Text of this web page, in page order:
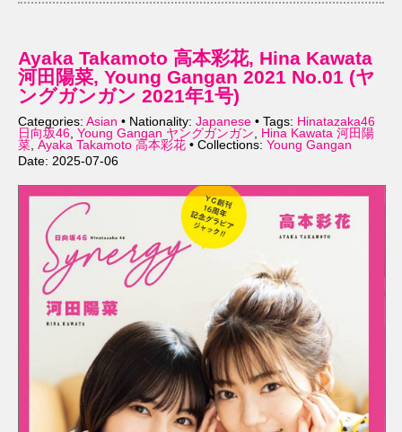
Ayaka Takamoto 高本彩花, Hina Kawata
河田陽菜, Young Gangan 2021 No.01 (ヤ
ングガンガン 2021年1号)
Categories: Asian • Nationality: Japanese • Tags: Hinatazaka46
日向坂46, Young Gangan ヤングガンガン, Hina Kawata 河田陽
菜, Ayaka Takamoto 高本彩花 • Collections: Young Gangan
Date: 2025-07-06